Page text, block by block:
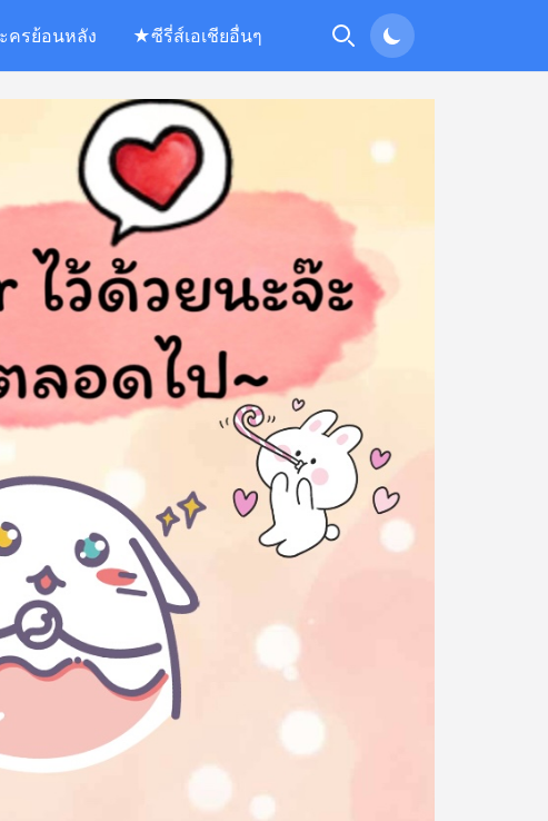
Search
ครย้อนหลัง ★ซีรี่ส์เอเชียอื่นๆ